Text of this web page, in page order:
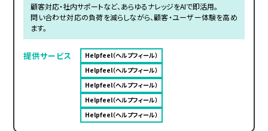
顧客対応・社内サポートなど、あらゆるナレッジをAIで即活用。
問い合わせ対応の負荷を減らしながら、顧客・ユーザー体験を高め
ます。
提供サービス
Helpfeel（ヘルプフィール）
Helpfeel（ヘルプフィール）
Helpfeel（ヘルプフィール）
Helpfeel（ヘルプフィール）
Helpfeel（ヘルプフィール）